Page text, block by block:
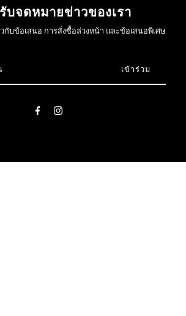
บจดหมายข่าวของเรา
กับข้อเสนอ การสั่งซื้อล่วงหน้า และข้อเสนอพิเศษ